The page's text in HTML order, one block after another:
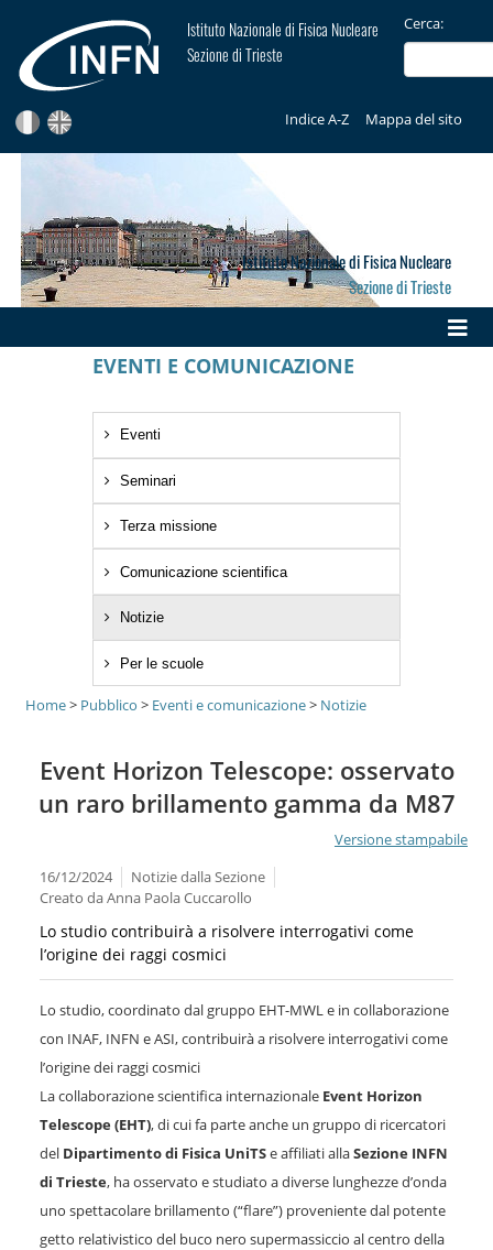
Istituto Nazionale di Fisica Nucleare
Sezione di Trieste
Cerca:
Indice A-Z Mappa del sito
Istituto Nazionale di Fisica Nucleare
Sezione di Trieste
EVENTI E COMUNICAZIONE
Eventi
Seminari
Terza missione
Comunicazione scientifica
Notizie
Per le scuole
Home> Pubblico > Eventi e comunicazione> Notizie
Event Horizon Telescope: osservato
un raro brillamento gamma da M87
Versione stampabile
16/12/2024
Notizie dalla Sezione
Creato daAnna Paola Cuccarollo
Lo studio contribuirà a risolvere interrogativi come
l’origine dei raggi cosmici
Lo studio, coordinato dal gruppo EHT-MWL e in collaborazione
con INAF, INFN e ASI, contribuirà a risolvere interrogativi come
l’origine dei raggi cosmici
La collaborazione scientifica internazionale Event Horizon
Telescope (EHT), di cui fa parte anche un gruppo di ricercatori
del Dipartimento di Fisica UniTSe affiliati allaSezione INFN
di Trieste, ha osservato e studiato a diverse lunghezze d’onda
uno spettacolare brillamento (“flare”) proveniente dal potente
getto relativistico del buco nero supermassiccio al centro della